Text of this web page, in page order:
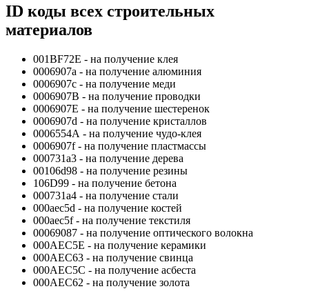
ID коды всех строительных
материалов
001BF72E - на получение клея
0006907a - на получение алюминия
0006907c - на получение меди
0006907В - на получение проводки
0006907Е - на получение шестеренок
0006907d - на получение кристаллов
0006554А - на получение чудо-клея
0006907f - на получение пластмассы
000731a3 - на получение дерева
00106d98 - на получение резины
106D99 - на получение бетона
000731a4 - на получение стали
000aec5d - на получение костей
000aec5f - на получение текстиля
00069087 - на получение оптического волокна
000AEC5Е - на получение керамики
000AEC63 - на получение свинца
000AEC5С - на получение асбеста
000AEC62 - на получение золота